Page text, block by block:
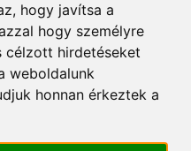
hogy javítsa a
hogy személyre
hirdetéseket
weboldalunk
honnan érkeztek a